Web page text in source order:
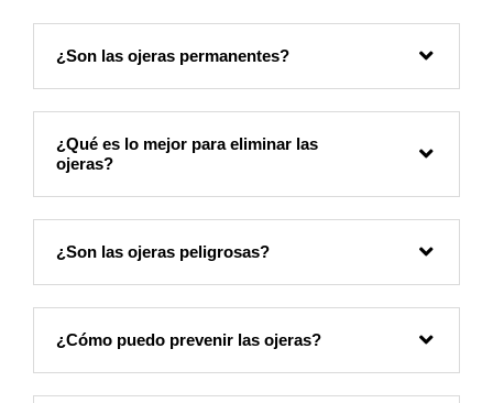
¿Son las ojeras permanentes?
¿Qué es lo mejor para eliminar las
ojeras?
¿Son las ojeras peligrosas?
¿Cómo puedo prevenir las ojeras?